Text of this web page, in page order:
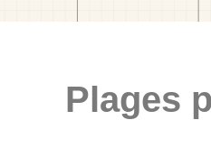
Plages